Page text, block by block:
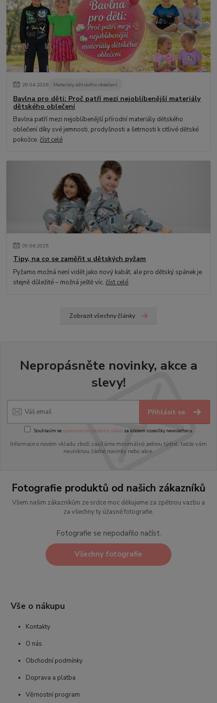
28.04.2026 Materiály dětského oblečení
Bavlna pro děti: Proč patří mezi nejoblíbenější materiály
dětského oblečení
Bavlna patří mezi nejoblíbenější přírodní materiály dětského
oblečení díky své jemnosti, prodyšnosti a šetrnosti k citlivé dětské
pokožce.číst celé
09.06.2025
Tipy, na co se zaměřit u dětských pyžam
Pyžamo možná není vidět jako nový kabát, ale pro dětský spánek je
stejně důležité – možná ještě víc.číst celé
Zobrazit všechny články
Nepropásněte novinky, akce a
slevy!
Přihlásit se
Souhlasím se zpracováním osobních údajůza účelem rozesílky newsletteru.
Informace o novém vkladu zboží zasíláme minimálně jednou týdně, takže vám
neuniknou žádné novinky nebo akce.
Fotografie produktů od našich zákazníků
Všem našim zákazníkům ze srdce moc děkujeme za zpětnou vazbu a
za všechny ty úžasné fotografie.
Fotografie se nepodařilo načíst.
Všechny fotografie
Vše o nákupu
Kontakty
O nás
Obchodní podmínky
Doprava a platba
Věrnostní program